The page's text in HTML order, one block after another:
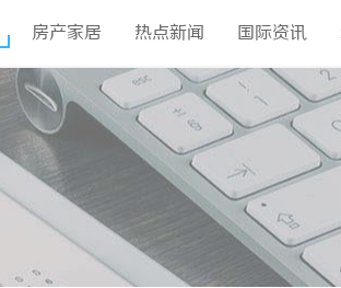
房产家居 热点新闻 国际资讯